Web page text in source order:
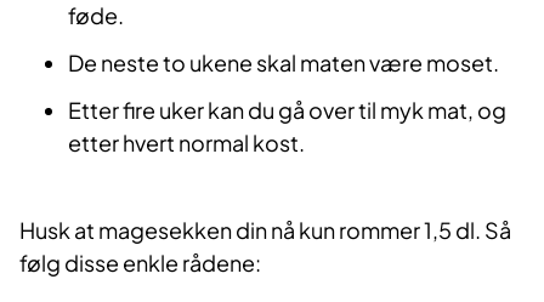
føde.
De neste to ukene skal maten være moset.
Etter fire uker kan du gå over til myk mat, og
etter hvert normal kost.​
Husk at magesekken din nå kun rommer 1,5 dl. Så
følg disse enkle rådene: